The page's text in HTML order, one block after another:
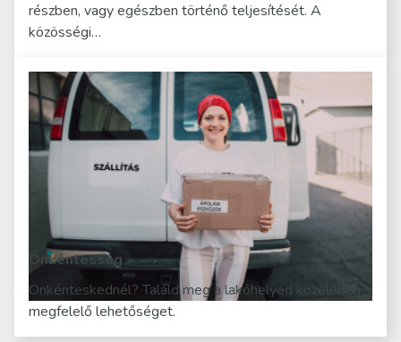
részben, vagy egészben történő teljesítését. A
közösségi…
Önkéntesség
Önkénteskednél? Találd meg a lakóhelyed közelében a
megfelelő lehetőséget.